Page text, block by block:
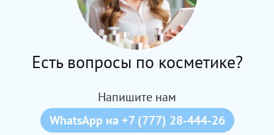
Есть вопросы по косметике?
Напишите нам
WhatsApp на +7 (777) 28-444-26